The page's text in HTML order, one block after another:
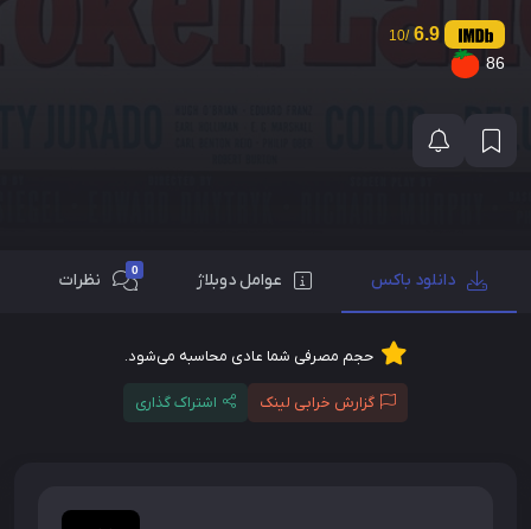
6.9
/10
86
دانلود باکس عوامل دوبلاژ 0 نظرات
حجم مصرفی شما عادی محاسبه می‌شود.
گزارش خرابی لینک اشتراک گذاری